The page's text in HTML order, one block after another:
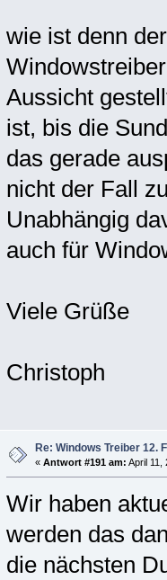
wie ist denn
Aussicht
ist, bis die
das gerade
nicht der Fall
Unabhängig
auch für
Viele Grüße
Christoph
Re: Windows Treiber 12.
« Antwort #191 am: April 11,
Wir haben
werden das
die nächsten